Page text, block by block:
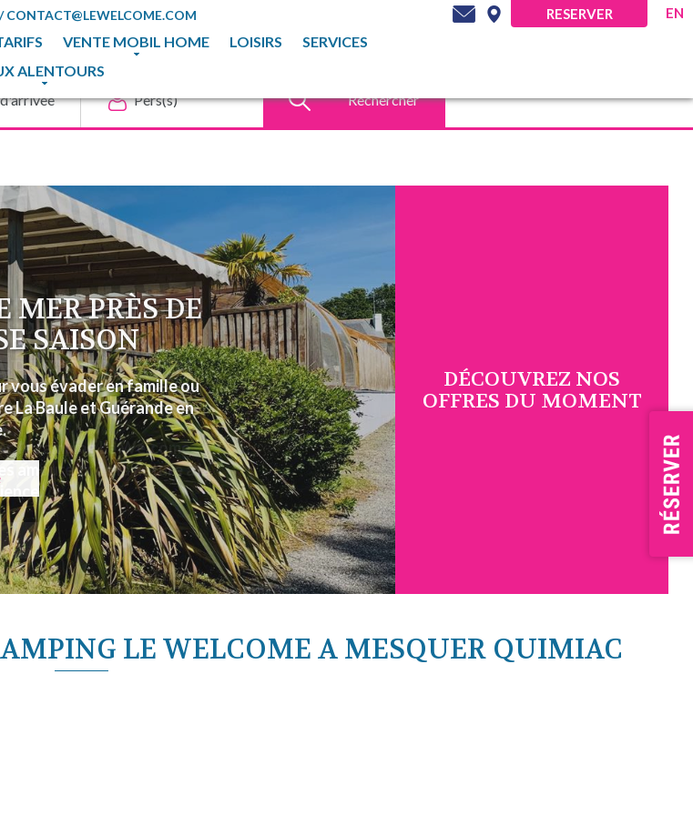
/CONTACT@LEWELCOME.COM
VENTE MOBIL HOME LOISIRS
SERVICES
ALENTOURS
RESERVER EN
Rechercher
DÉCOUVREZ NOS
OFFRES DU MOMENT
MER PRÈS DE
SAISON
vous évader en famille ou
La Baule et Guérande en
LE WELCOME A MESQUER QUIMIAC